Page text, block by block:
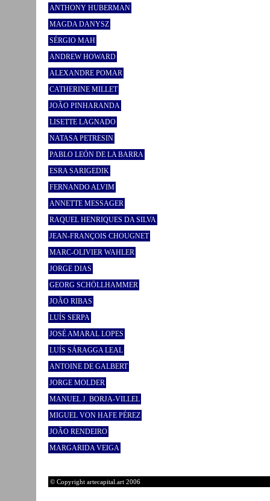
ANTHONY HUBERMAN
MAGDA DANYSZ
SÉRGIO MAH
ANDREW HOWARD
ALEXANDRE POMAR
CATHERINE MILLET
JOÃO PINHARANDA
LISETTE LAGNADO
NATASA PETRESIN
PABLO LEÓN DE LA BARRA
ESRA SARIGEDIK
FERNANDO ALVIM
ANNETTE MESSAGER
RAQUEL HENRIQUES DA SILVA
JEAN-FRANÇOIS CHOUGNET
MARC-OLIVIER WAHLER
JORGE DIAS
GEORG SCHÖLLHAMMER
JOÃO RIBAS
LUÍS SERPA
JOSÉ AMARAL LOPES
LUÍS SÁRAGGA LEAL
ANTOINE DE GALBERT
JORGE MOLDER
MANUEL J. BORJA-VILLEL
MIGUEL VON HAFE PÉREZ
JOÃO RENDEIRO
MARGARIDA VEIGA
© Copyright artecapital.art 2006